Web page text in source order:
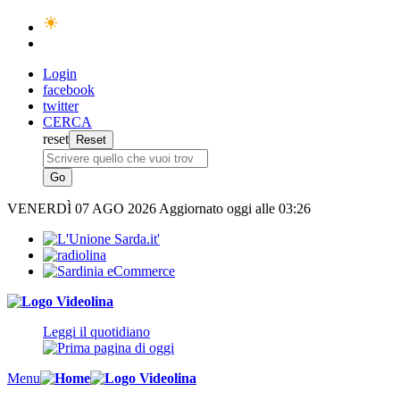
Login
facebook
twitter
CERCA
reset
VENERDÌ 07 AGO 2026 Aggiornato oggi alle 03:26
Leggi il quotidiano
Menu